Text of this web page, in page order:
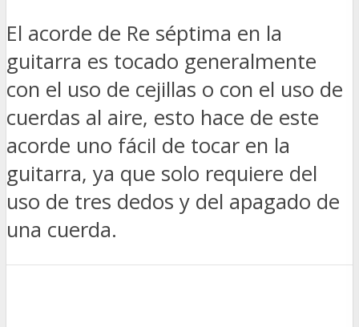
El acorde de Re séptima en la
guitarra es tocado generalmente
con el uso de cejillas o con el uso de
cuerdas al aire, esto hace de este
acorde uno fácil de tocar en la
guitarra, ya que solo requiere del
uso de tres dedos y del apagado de
una cuerda.